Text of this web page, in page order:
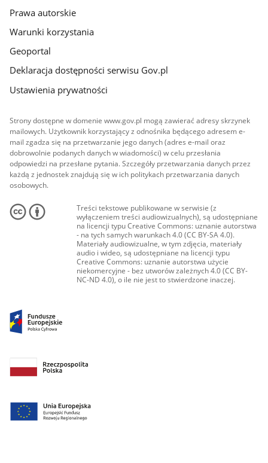
Prawa autorskie
Warunki korzystania
Geoportal
Deklaracja dostępności serwisu Gov.pl
Ustawienia prywatności
Strony dostępne w domenie www.gov.pl mogą zawierać adresy skrzynek
mailowych. Użytkownik korzystający z odnośnika będącego adresem e-
mail zgadza się na przetwarzanie jego danych (adres e-mail oraz
dobrowolnie podanych danych w wiadomości) w celu przesłania
odpowiedzi na przesłane pytania. Szczegóły przetwarzania danych przez
każdą z jednostek znajdują się w ich politykach przetwarzania danych
osobowych.
Treści tekstowe publikowane w serwisie (z
wyłączeniem treści audiowizualnych), są udostępniane
na licencji typu Creative Commons: uznanie autorstwa
- na tych samych warunkach 4.0 (CC BY-SA 4.0).
Materiały audiowizualne, w tym zdjęcia, materiały
audio i wideo, są udostępniane na licencji typu
Creative Commons: uznanie autorstwa użycie
niekomercyjne - bez utworów zależnych 4.0 (CC BY-
NC-ND 4.0), o ile nie jest to stwierdzone inaczej.